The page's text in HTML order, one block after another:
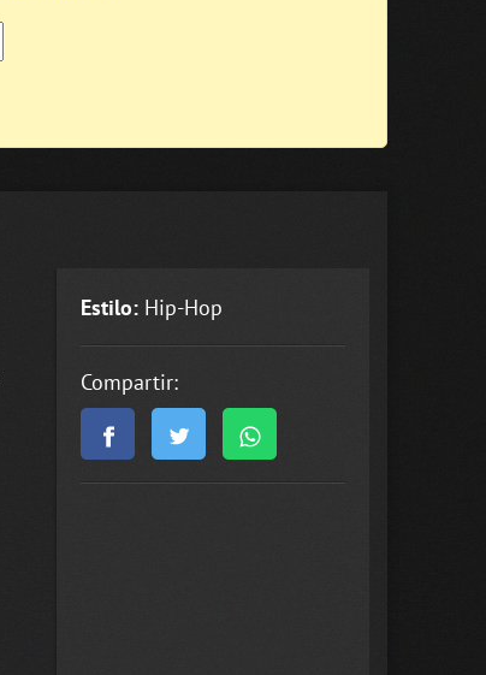
Estilo: Hip-Hop
Compartir: